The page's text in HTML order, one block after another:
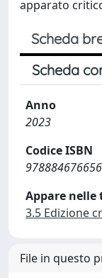
apparato
Scheda
Scheda
Anno
2023
Codice ISBN
Appare nelle
3.5 Edizione
File in questo